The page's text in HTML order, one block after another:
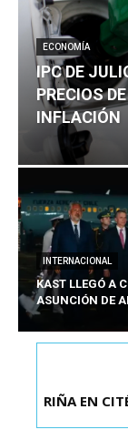
ECONOMÍA
IPC DE
PRECIOS
INFLACIÓN
INTERNACIONAL
KAST LLEGÓ A
ASUNCIÓN DE
IPC DE
RIÑA EN